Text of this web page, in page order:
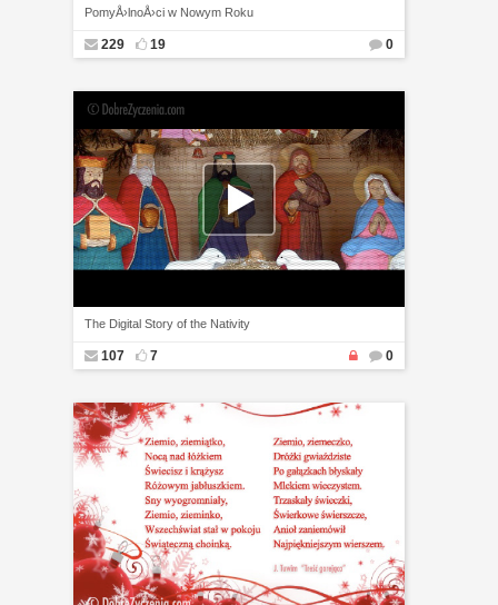
PomyÅ›lnoÅ›ci w Nowym Roku
229 19 0
The Digital Story of the Nativity
107 7 0